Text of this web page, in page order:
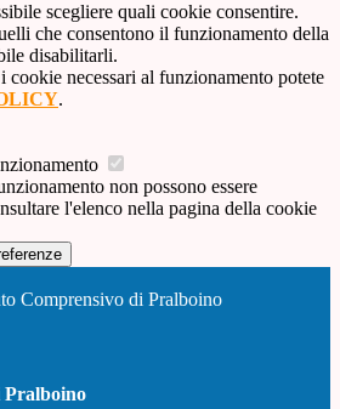
scegliere quali cookie consentire.
che consentono il funzionamento della
disabilitarli.
cookie necessari al funzionamento potete
.
non possono essere
l'elenco nella pagina della cookie
Comprensivo di Pralboino
Pralboino